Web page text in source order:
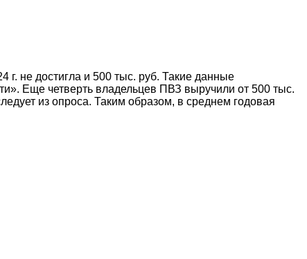
не достигла и 500 тыс. руб. Такие данные
Еще четверть владельцев ПВЗ выручили от 500 тыс.
из опроса. Таким образом, в среднем годовая